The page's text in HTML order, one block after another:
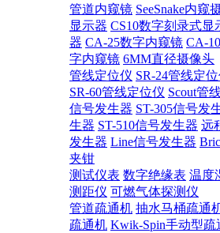
管道内窥镜 SeeSnake内窥
显示器 CS10数字刻录式显
器 CA-25数字内窥镜 CA-
字内窥镜 6MM直径摄像头
管线定位仪 SR-24管线定
SR-60管线定位仪 Scout管
信号发生器 ST-305信号发
生器 ST-510信号发生器 远
发生器 Line信号发生器
夹钳
测试仪表 数字绝缘表 温度
测距仪 可燃气体探测仪
管道疏通机 抽水马桶疏通
疏通机 Kwik-Spin手动型疏